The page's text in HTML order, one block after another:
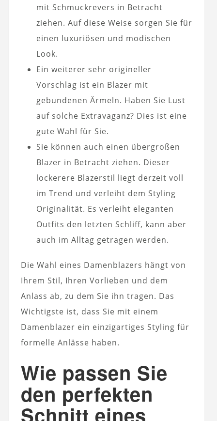
mit Schmuckrevers in Betracht
ziehen. Auf diese Weise sorgen Sie für
einen luxuriösen und modischen
Look.
Ein weiterer sehr origineller
Vorschlag ist ein Blazer mit
gebundenen Ärmeln. Haben Sie Lust
auf solche Extravaganz? Dies ist eine
gute Wahl für Sie.
Sie können auch einen übergroßen
Blazer in Betracht ziehen. Dieser
lockerere Blazerstil liegt derzeit voll
im Trend und verleiht dem Styling
Originalität. Es verleiht eleganten
Outfits den letzten Schliff, kann aber
auch im Alltag getragen werden.
Die Wahl eines Damenblazers hängt von
Ihrem Stil, Ihren Vorlieben und dem
Anlass ab, zu dem Sie ihn tragen. Das
Wichtigste ist, dass Sie mit einem
Damenblazer ein einzigartiges Styling für
formelle Anlässe haben.
Wie passen Sie
den perfekten
Schnitt eines